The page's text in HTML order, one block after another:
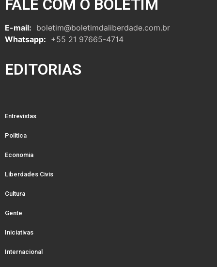
FALE COM O BOLETIM
E-mail: boletim@boletimdaliberdade.com.br
Whatsapp: +55 21 97665-4714
EDITORIAS
Entrevistas
Política
Economia
Liberdades Civis
Cultura
Gente
Iniciativas
Internacional